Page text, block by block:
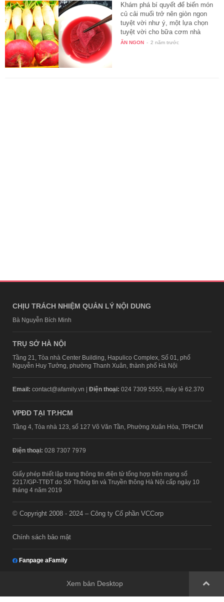
Khám phá bí quyết để biến món
củ cải muối trở nên giòn ngon
tuyệt vời như ý, một lựa chọn
tuyệt vời cho bữa cơm nhà
của…
ĂN NGON - 2 năm trước
CHỊU TRÁCH NHIỆM QUẢN LÝ NỘI DUNG
Bà Nguyễn Bích Minh
TRỤ SỞ HÀ NỘI
Tầng 21, Tòa nhà Center Building, Hapulico Complex, Số 01, phố
Nguyễn Huy Tưởng, phường Thanh Xuân, thành phố Hà Nội
Email: contact@afamily.vn | Điện thoại: 024 7309 5555, máy lẻ 62.370
VPĐD TẠI TP.HCM
Tầng 4, Tòa nhà 123, số 127 Võ Văn Tần, Phường Xuân Hòa, TPHCM
Điện thoại: 028 7307 7979
Giấy phép thiết lập trang thông tin điện tử tổng hợp trên mạng số
2217/GP-TTĐT do Sở Thông tin và Truyền thông Hà Nội cấp ngày 10
tháng 4 năm 2019
© Copyright 2008 - 2024 – Công ty Cổ phần VCCorp
Chính sách bảo mật
Fanpage aFamily
Xem bản Desktop